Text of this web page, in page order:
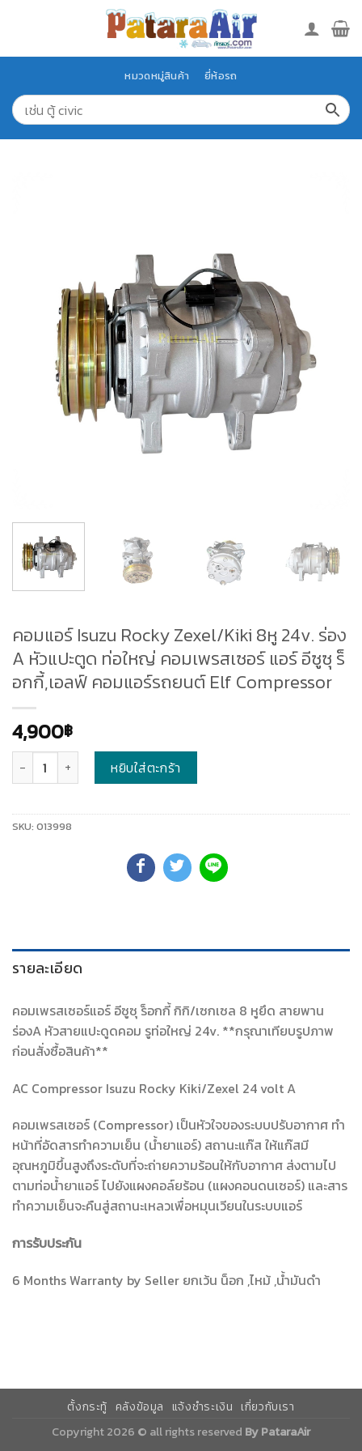
หมวดหมู่สินค้า ยี่ห้อรถ
คอมแอร์ Isuzu Rocky Zexel/Kiki 8หู 24v. ร่อง
A หัวแปะตูด ท่อใหญ่ คอมเพรสเซอร์ แอร์ อีซูซุ ร็
อกกี้,เอลฟ์ คอมแอร์รถยนต์ Elf Compressor
4,900฿
หยิบใส่ตะกร้า
SKU: 013998
รายละเอียด
คอมเพรสเซอร์แอร์ อีซูซุ ร็อกกี้ กิกิ/เซกเซล 8 หูยึด สายพาน
ร่องA หัวสายแปะดูดคอม รูท่อใหญ่ 24v. **กรุณาเทียบรูปภาพ
ก่อนสั่งซื้อสินค้า**
AC Compressor Isuzu Rocky Kiki/Zexel 24 volt A
คอมเพรสเซอร์ (Compressor) เป็นหัวใจของระบบปรับอากาศ ทำ
หน้าที่อัดสารทำความเย็น (น้ำยาแอร์) สถานะแก๊ส ให้แก๊สมี
อุณหภูมิขึ้นสูงถึงระดับที่จะถ่ายความร้อนให้กับอากาศ ส่งตามไป
ตามท่อน้ำยาแอร์ ไปยังแผงคอล์ยร้อน (แผงคอนดนเซอร์) และสาร
ทำความเย็นจะคืนสู่สถานะเหลวเพื่อหมุนเวียนในระบบแอร์
การรับประกัน
6 Months Warranty by Seller ยกเว้น น็อก ,ไหม้ ,น้ำมันดำ
ตั้งกระทู้ คลังข้อมูล แจ้งชำระเงิน เกี่ยวกับเรา
Copyright 2026 © all rights reserved By PataraAir